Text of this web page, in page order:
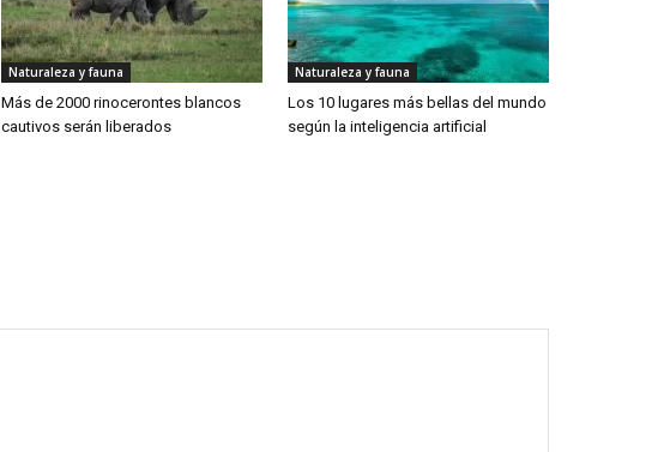
Naturaleza y fauna
Más de 2000 rinocerontes blancos
cautivos serán liberados
Naturaleza y fauna
Los 10 lugares más bellas del mundo
según la inteligencia artificial